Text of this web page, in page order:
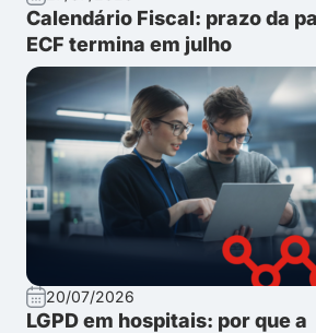
Calendário Fiscal: prazo da
ECF termina em julho
20/07/2026
LGPD em hospitais: por que a